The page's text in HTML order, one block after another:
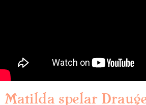
Matilda spelar